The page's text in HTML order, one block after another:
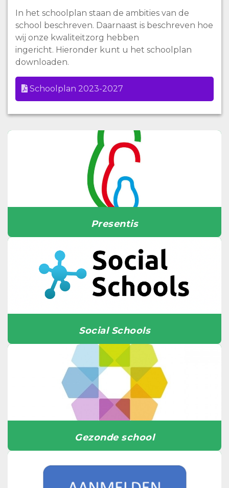
In het schoolplan staan de ambities van de
school beschreven. Daarnaast is beschreven hoe
wij onze kwaliteitzorg hebben
ingericht. Hieronder kunt u het schoolplan
downloaden.
Schoolplan 2023-2027
Presentis
Social Schools
Gezonde school